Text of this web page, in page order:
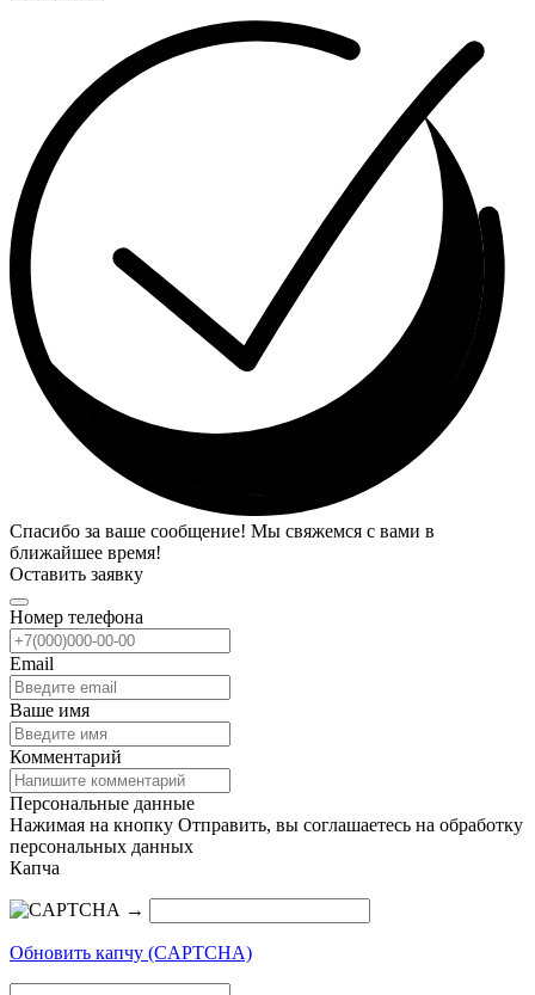
Спасибо за ваше сообщение! Мы свяжемся с вами в
ближайшее время!
Оставить заявку
Номер телефона
Email
Ваше имя
Комментарий
Персональные данные
Нажимая на кнопку Отправить, вы соглашаетесь на обработку
персональных данных
Капча
→
Обновить капчу (CAPTCHA)